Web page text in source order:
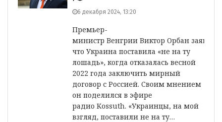
6 декабря 2024, 13:20
Премьер-
министр Венгрии Виктор Орбан заявил,
что Украина поставила «не на ту
лошадь», когда отказалась весной
2022 года заключить мирный
договор с Россией. Своим мнением
он поделился в эфире
радио Kossuth. «Украинцы, на мой
взгляд, поставили не на ту…